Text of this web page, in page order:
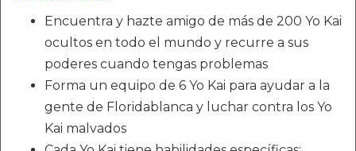
Encuentra y hazte amigo de más de 200 Yo Kai
ocultos en todo el mundo y recurre a sus
poderes cuando tengas problemas
Forma un equipo de 6 Yo Kai para ayudar a la
gente de Floridablanca y luchar contra los Yo
Kai malvados